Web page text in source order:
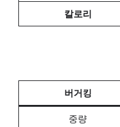
칼로리
버거킹
중량